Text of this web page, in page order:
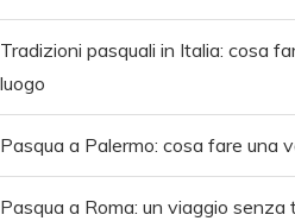
Tradizioni pasquali in Italia: cosa
luogo
Pasqua a Palermo: cosa fare una
Pasqua a Roma: un viaggio